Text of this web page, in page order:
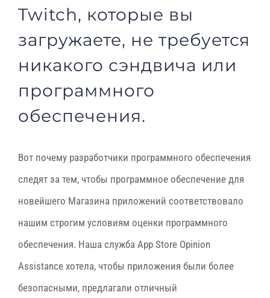
Twitch, которые вы
загружаете, не требуется
никакого сэндвича или
программного
обеспечения.
Вот почему разработчики программного обеспечения
следят за тем, чтобы программное обеспечение для
новейшего Магазина приложений соответствовало
нашим строгим условиям оценки программного
обеспечения. Наша служба App Store Opinion
Assistance хотела, чтобы приложения были более
безопасными, предлагали отличный